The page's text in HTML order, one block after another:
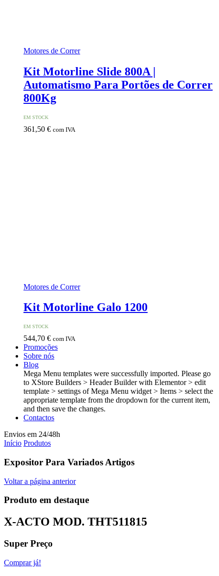
Motores de Correr
Kit Motorline Slide 800A |
Automatismo Para Portões de Correr
800Kg
EM STOCK
361,50 € com IVA
Motores de Correr
Kit Motorline Galo 1200
EM STOCK
544,70 € com IVA
Promoções
Sobre nós
Blog
Mega Menu templates were successfully imported. Please go
to XStore Builders > Header Builder with Elementor > edit
template > settings of Mega Menu widget > Items > select the
appropriate template from the dropdown for the current item,
and then save the changes.
Contactos
Envios em 24/48h
Início Produtos
Expositor Para Variados Artigos
Voltar a página anterior
Produto em destaque
X-ACTO MOD. THT511815
Super Preço
Comprar já!